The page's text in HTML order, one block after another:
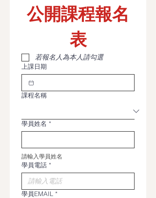
公開課程報名
表
若報名人為本人請勾選
上課日期
課程名稱
學員姓名 *
請輸入學員姓名
學員電話 *
學員EMAIL *